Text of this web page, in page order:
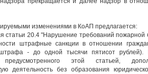
изменениями в КоАП предлагается:
статьи 20.4 "Нарушение требований
штрафные санкции в отношении
- до одной тысячи пятисот рублей).
предусмотренного этой статьей,
деятельность без образования